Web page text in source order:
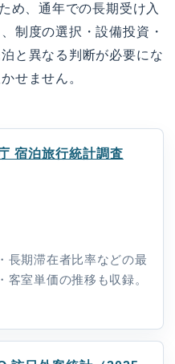
め、通年での長期受け入
制度の選択・設備投資・
と異なる判断が必要にな
せません。
宿泊旅行統計調査
長期滞在者比率などの最
客室単価の推移も収録。